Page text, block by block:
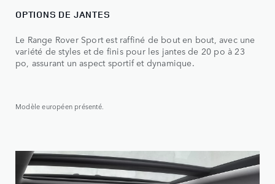
OPTIONS DE JANTES
Le Range Rover Sport est raffiné de bout en bout, avec une
variété de styles et de finis pour les jantes de 20 po à 23
po, assurant un aspect sportif et dynamique.
Modèle européen présenté.